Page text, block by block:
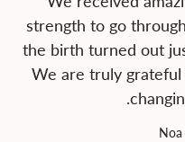
strength to go
the birth turned out
We are truly